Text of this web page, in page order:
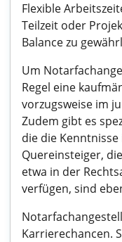
Flexible
Teilzeit oder
Balance zu
Um
Regel eine
vorzugsweise im
Zudem gibt es
die die
Quereinsteiger,
etwa in der
verfügen, sind
Karrierechancen.